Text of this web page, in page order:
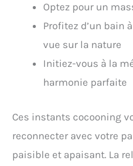
Optez pour un
Profitez d’un bain
vue sur la nature
Initiez-vous à la
harmonie parfaite
Ces instants cocooning
reconnecter avec votre
paisible et apaisant. La